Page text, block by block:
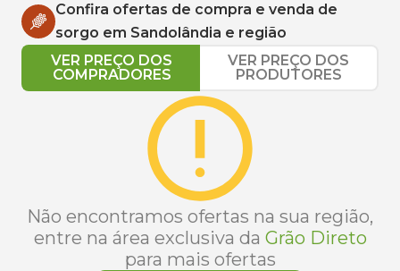
Confira ofertas de compra e venda de
sorgo em Sandolândia e região
VER PREÇO DOS
COMPRADORES
VER PREÇO DOS
PRODUTORES
Não encontramos ofertas na sua região,
entre na área exclusiva da Grão Direto
para mais ofertas